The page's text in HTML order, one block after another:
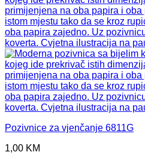
Pozivnice za vjenčanje 6811G
1,00 KM